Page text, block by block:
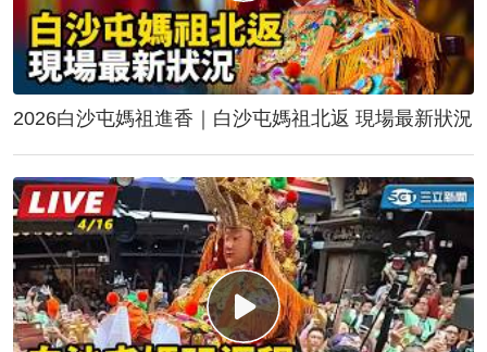
2026白沙屯媽祖進香｜白沙屯媽祖北返 現場最新狀況